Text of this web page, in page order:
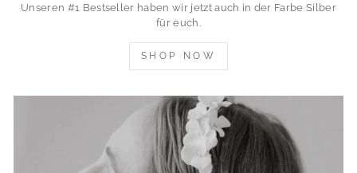
Unseren #1 Bestseller haben wir jetzt auch in der Farbe Silber
für euch.
SHOP NOW